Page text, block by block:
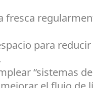
fresca
para
“sistemas